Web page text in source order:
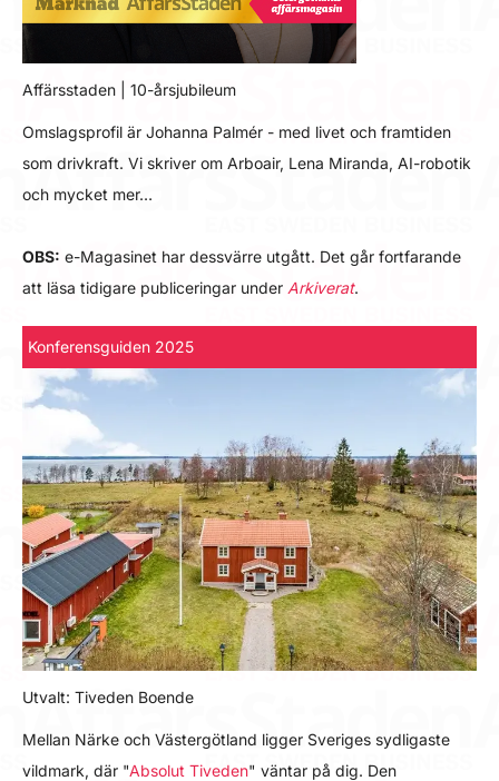
Affärsstaden | 10-årsjubileum
Omslagsprofil är Johanna Palmér - med livet och framtiden
som drivkraft. Vi skriver om Arboair, Lena Miranda, AI-robotik
och mycket mer…
OBS: e-Magasinet har dessvärre utgått. Det går fortfarande
att läsa tidigare publiceringar under Arkiverat.
Konferensguiden 2025
Utvalt: Tiveden Boende
Mellan Närke och Västergötland ligger Sveriges sydligaste
vildmark, där "Absolut Tiveden" väntar på dig. Den